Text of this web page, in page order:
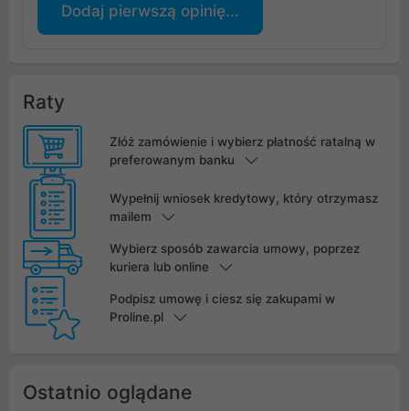
Dodaj pierwszą opinię...
Raty
Złóż zamówienie i wybierz płatność ratalną w
preferowanym banku
Wypełnij wniosek kredytowy, który otrzymasz
mailem
Wybierz sposób zawarcia umowy, poprzez
kuriera lub online
Podpisz umowę i ciesz się zakupami w
Proline.pl
Ostatnio oglądane